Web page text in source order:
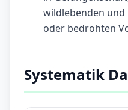
wildlebenden
oder bedrohten
Systematik